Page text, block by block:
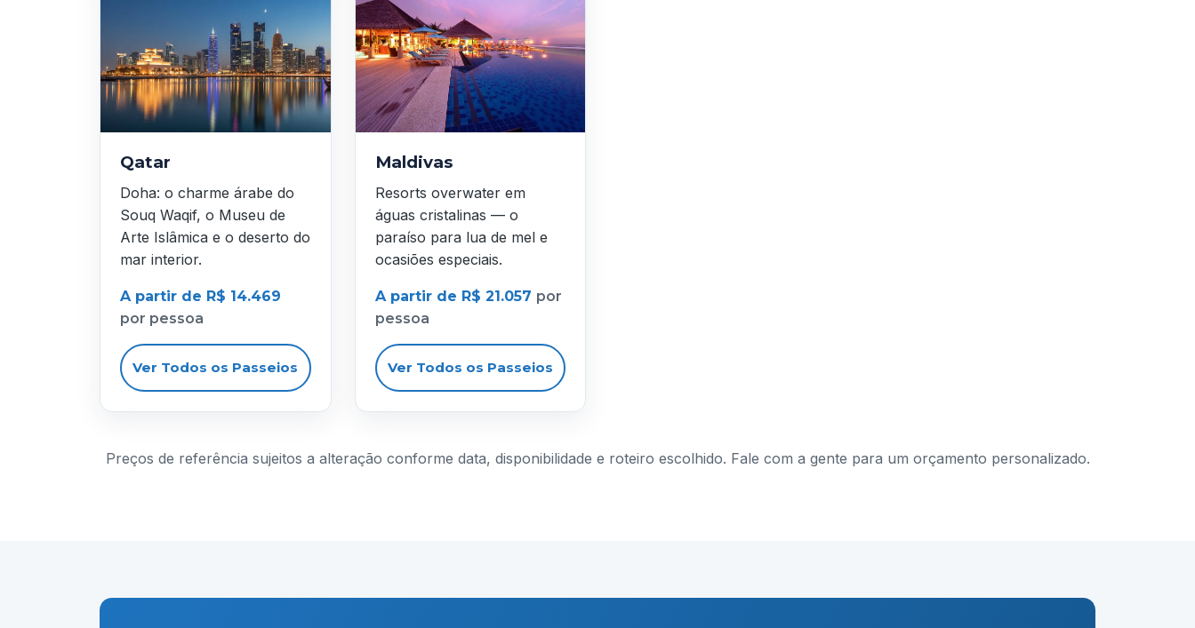
Qatar
Doha: o charme árabe do
Souq Waqif, o Museu de
Arte Islâmica e o deserto do
mar interior.
A partir de R$ 14.469
por pessoa
Ver Todos os Passeios
Maldivas
Resorts overwater em
águas cristalinas — o
paraíso para lua de mel e
ocasiões especiais.
A partir de R$ 21.057 por
pessoa
Ver Todos os Passeios
Preços de referência sujeitos a alteração conforme data, disponibilidade e roteiro escolhido. Fale com a gente para um orçamento personalizado.